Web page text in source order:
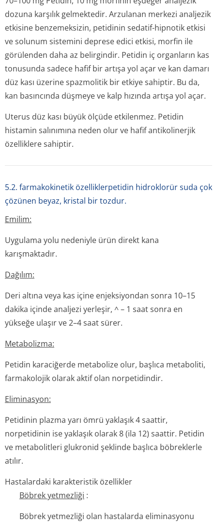
dozuna karşılık gelmektedir. Arzulanan merkezi analjezik
etkisine benzemeksizin, petidinin sedatif-hipnotik etkisi
ve solunum sistemini deprese edici etkisi, morfin ile
görülenden daha az belirgindir. Petidin iç organların kas
tonusunda sadece hafif bir artışa yol açar ve kan damarı
düz kası üzerine spazmolitik bir etkiye sahiptir. Bu da,
kan basıncında düşmeye ve kalp hızında artışa yol açar.
Uterus düz kası büyük ölçüde etkilenmez. Petidin
histamin salınımına neden olur ve hafif antikolinerjik
özelliklere sahiptir.
5.2. farmakokinetik özelliklerpetidin hidroklorür suda çok
çözünen beyaz, kristal bir tozdur.
Emilim:
Uygulama yolu nedeniyle ürün direkt kana
karışmaktadır.
Dağılım:
Deri altına veya kas içine enjeksiyondan sonra 10–15
dakika içinde analjezi yerleşir, ^ – 1 saat sonra en
yükseğe ulaşır ve 2–4 saat sürer.
Metabolizma:
Petidin karaciğerde metabolize olur, başlıca metaboliti,
farmakolojik olarak aktif olan norpetidindir.
Eliminasyon:
Petidinin plazma yarı ömrü yaklaşık 4 saattir,
norpetidinin ise yaklaşık olarak 8 (ila 12) saattir. Petidin
ve metabolitleri glukronid şeklinde başlıca böbreklerle
atılır.
Hastalardaki karakteristik özellikler
Böbrek yetmezliği :
Böbrek yetmezliği olan hastalarda eliminasyonu